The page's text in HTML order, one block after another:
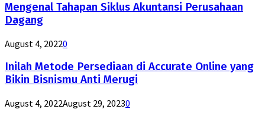
Mengenal Tahapan Siklus Akuntansi Perusahaan
Dagang
August 4, 20220
Inilah Metode Persediaan di Accurate Online yang
Bikin Bisnismu Anti Merugi
August 4, 2022August 29, 20230